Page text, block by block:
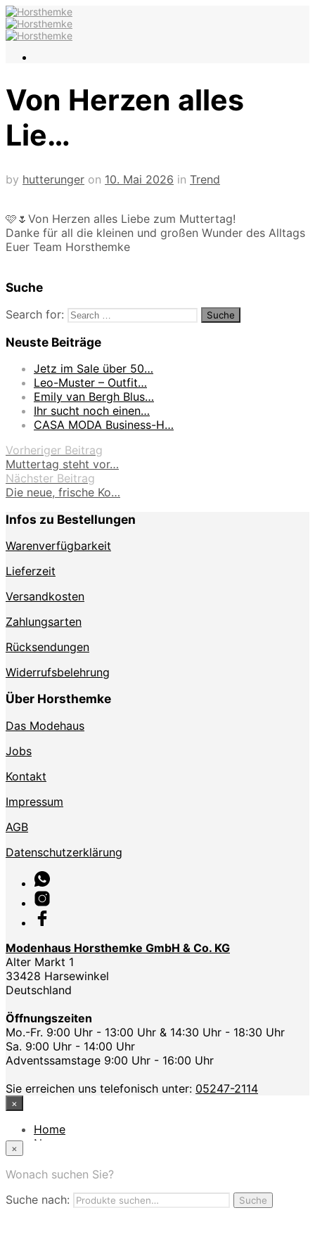
Von Herzen alles
Lie…
by hutterunger on 10. Mai 2026 in Trend
🩷🌷Von Herzen alles Liebe zum Muttertag!
Danke für all die kleinen und großen Wunder des Alltags
Euer Team Horsthemke
Suche
Search for:
Neuste Beiträge
Jetz im Sale über 50…
Leo-Muster – Outfit…
Emily van Bergh Blus…
Ihr sucht noch einen…
CASA MODA Business-H…
Vorheriger Beitrag
Muttertag steht vor…
Nächster Beitrag
Die neue, frische Ko…
Infos zu Bestellungen
Warenverfügbarkeit
Lieferzeit
Versandkosten
Zahlungsarten
Rücksendungen
Widerrufsbelehrung
Über Horsthemke
Das Modehaus
Jobs
Kontakt
Impressum
AGB
Datenschutzerklärung
Modenhaus Horsthemke GmbH & Co. KG
Alter Markt 1
33428 Harsewinkel
Deutschland
Öffnungszeiten
Mo.-Fr. 9:00 Uhr - 13:00 Uhr & 14:30 Uhr - 18:30 Uhr
Sa. 9:00 Uhr - 14:00 Uhr
Adventssamstage 9:00 Uhr - 16:00 Uhr
Sie erreichen uns telefonisch unter: 05247-2114
×
Home
News
App
Nutzungbedingungen
×
Wonach suchen Sie?
Suche nach:
Suche